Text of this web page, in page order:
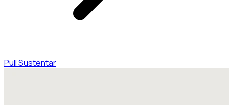
Pull Sustentar